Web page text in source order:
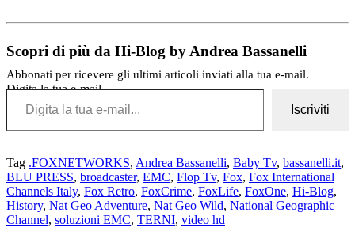
Scopri di più da Hi-Blog by Andrea Bassanelli
Abbonati per ricevere gli ultimi articoli inviati alla tua e-mail.
Digita la tua e-mail...
Iscriviti
Tag .FOXNETWORKS, Andrea Bassanelli, Baby Tv, bassanelli.it,
BLU PRESS, broadcaster, EMC, Flop Tv, Fox, Fox International
Channels Italy, Fox Retro, FoxCrime, FoxLife, FoxOne, Hi-Blog,
History, Nat Geo Adventure, Nat Geo Wild, National Geographic
Channel, soluzioni EMC, TERNI, video hd